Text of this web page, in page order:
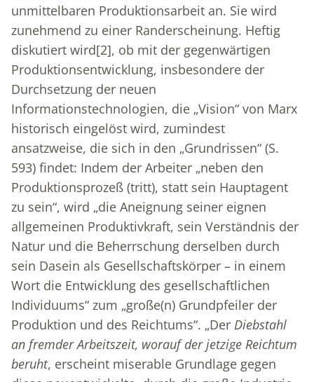
unmittelbaren Produktionsarbeit an. Sie wird
zunehmend zu einer Randerscheinung. Heftig
diskutiert wird[2], ob mit der gegenwärtigen
Produktionsentwicklung, insbesondere der
Durchsetzung der neuen
Informationstechnologien, die „Vision“ von Marx
historisch eingelöst wird, zumindest
ansatzweise, die sich in den „Grundrissen“ (S.
593) findet: Indem der Arbeiter „neben den
Produktionsprozeß (tritt), statt sein Hauptagent
zu sein“, wird „die Aneignung seiner eignen
allgemeinen Produktivkraft, sein Verständnis der
Natur und die Beherrschung derselben durch
sein Dasein als Gesellschaftskörper – in einem
Wort die Entwicklung des gesellschaftlichen
Individuums“ zum „große(n) Grundpfeiler der
Produktion und des Reichtums“. „Der Diebstahl
an fremder Arbeitszeit, worauf der jetzige Reichtum
beruht, erscheint miserable Grundlage gegen